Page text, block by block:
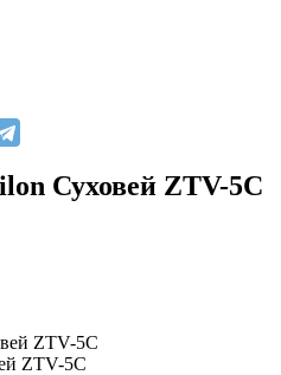
Суховей ZTV-5C
ZTV-5C
ZTV-5C